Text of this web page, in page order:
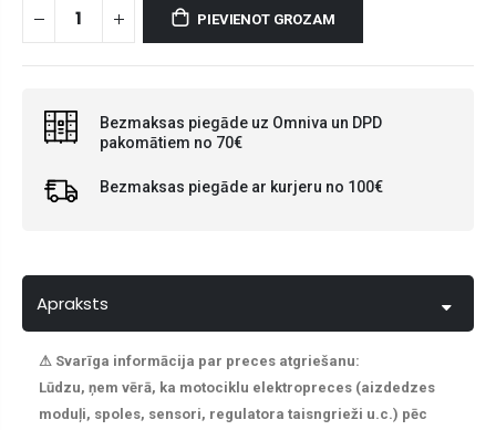
PIEVIENOT GROZAM
Bezmaksas piegāde uz Omniva un DPD
pakomātiem no 70€
Bezmaksas piegāde ar kurjeru no 100€
Apraksts
⚠ Svarīga informācija par preces atgriešanu:
Lūdzu, ņem vērā, ka motociklu elektropreces (aizdedzes
moduļi, spoles, sensori, regulatora taisngrieži u.c.) pēc